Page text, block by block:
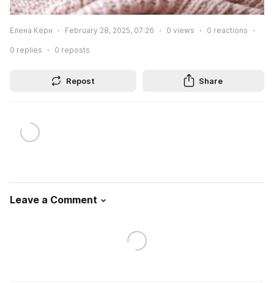
Елена Кёрн February 28, 2025, 07:26 0 views 0 reactions
0 replies 0 reposts
Repost Share
Leave a Comment